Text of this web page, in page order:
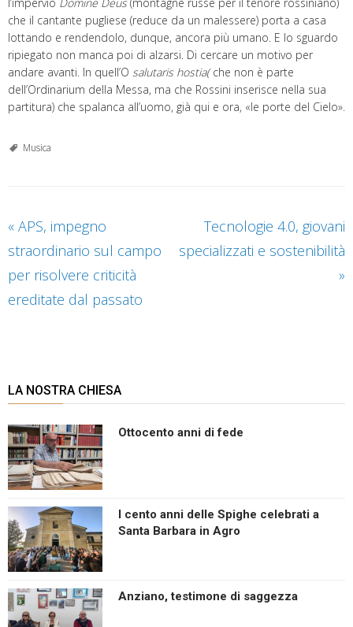
che il cantante pugliese (reduce da un malessere) porta a casa
lottando e rendendolo, dunque, ancora più umano. E lo sguardo
ripiegato non manca poi di alzarsi. Di cercare un motivo per
andare avanti. In quell’O salutaris hostia(che non è parte
dell’Ordinarium della Messa, ma che Rossini inserisce nella sua
partitura) che spalanca all’uomo, già qui e ora, «le porte del Cielo».
Musica
« APS, impegno
straordinario sul campo
per risolvere criticità
ereditate dal passato
Tecnologie 4.0, giovani
specializzati e sostenibilità
»
LA NOSTRA CHIESA
Ottocento anni di fede
I cento anni delle Spighe celebrati a
Santa Barbara in Agro
Anziano, testimone di saggezza